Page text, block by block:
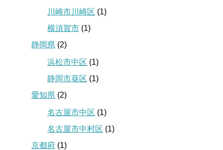
川崎市川崎区 (1)
横須賀市 (1)
静岡県 (2)
浜松市中区 (1)
静岡市葵区 (1)
愛知県 (2)
名古屋市中区 (1)
名古屋市中村区 (1)
京都府 (1)